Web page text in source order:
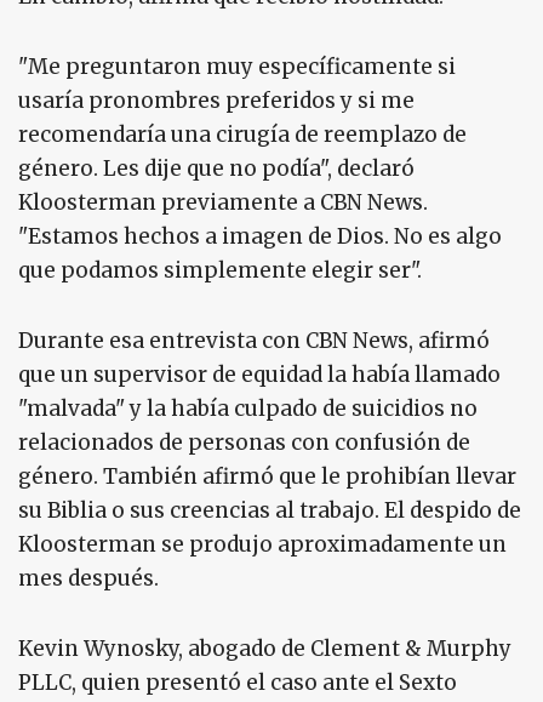
"Me preguntaron muy específicamente si
usaría pronombres preferidos y si me
recomendaría una cirugía de reemplazo de
género. Les dije que no podía", declaró
Kloosterman previamente a CBN News.
"Estamos hechos a imagen de Dios. No es algo
que podamos simplemente elegir ser".
Durante esa entrevista con CBN News, afirmó
que un supervisor de equidad la había llamado
"malvada" y la había culpado de suicidios no
relacionados de personas con confusión de
género. También afirmó que le prohibían llevar
su Biblia o sus creencias al trabajo. El despido de
Kloosterman se produjo aproximadamente un
mes después.
Kevin Wynosky, abogado de Clement & Murphy
PLLC, quien presentó el caso ante el Sexto